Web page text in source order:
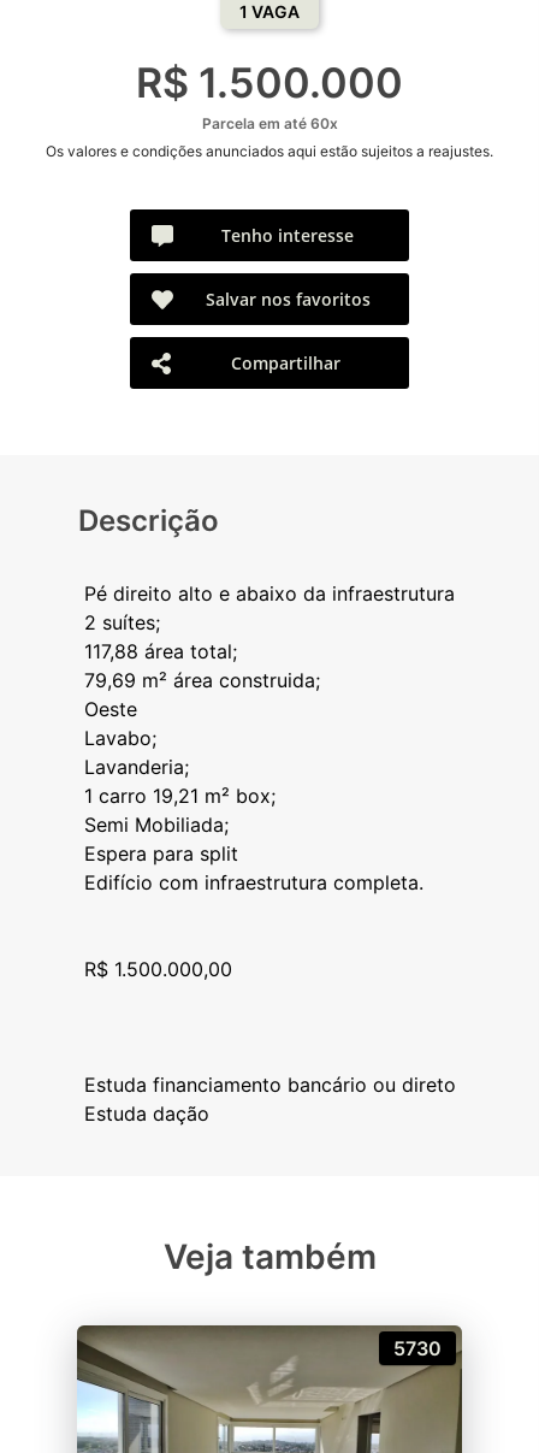
1 VAGA
R$ 1.500.000
Parcela em até 60x
Os valores e condições anunciados aqui estão sujeitos a reajustes.
Tenho interesse
Salvar nos favoritos
Compartilhar
Descrição
Pé direito alto e abaixo da infraestrutura
2 suítes;
117,88 área total;
79,69 m² área construida;
Oeste
Lavabo;
Lavanderia;
1 carro 19,21 m² box;
Semi Mobiliada;
Espera para split
Edifício com infraestrutura completa.
R$ 1.500.000,00
Estuda financiamento bancário ou direto
Veja também
5730